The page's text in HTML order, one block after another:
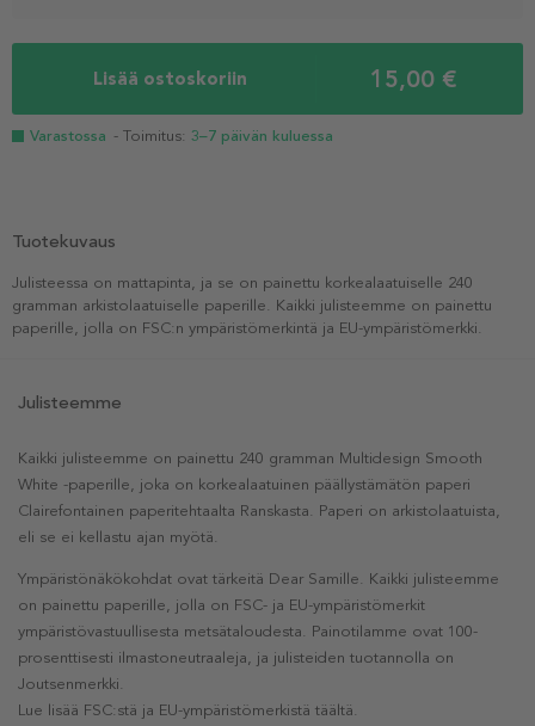
Lisää ostoskoriin 15,00 €
Varastossa - Toimitus: 3–7 päivän kuluessa
Tuotekuvaus
Julisteessa on mattapinta, ja se on painettu korkealaatuiselle 240
gramman arkistolaatuiselle paperille. Kaikki julisteemme on painettu
paperille, jolla on FSC:n ympäristömerkintä ja EU-ympäristömerkki.
Julisteemme
Kaikki julisteemme on painettu 240 gramman Multidesign Smooth
White -paperille, joka on korkealaatuinen päällystämätön paperi
Clairefontainen paperitehtaalta Ranskasta. Paperi on arkistolaatuista,
eli se ei kellastu ajan myötä.
Ympäristönäkökohdat ovat tärkeitä Dear Samille. Kaikki julisteemme
on painettu paperille, jolla on FSC- ja EU-ympäristömerkit
ympäristövastuullisesta metsätaloudesta. Painotilamme ovat 100-
prosenttisesti ilmastoneutraaleja, ja julisteiden tuotannolla on
Joutsenmerkki.
Lue lisää FSC:stä ja EU-ympäristömerkistä täältä.